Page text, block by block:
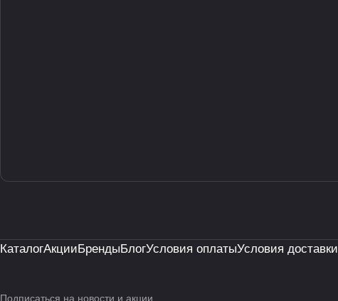
КаталогАкцииБрендыБлогУсловия оплатыУсловия доставки
Подписаться на новости и акции